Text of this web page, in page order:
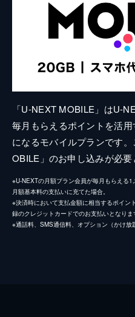
「U-NEXT MOBILE」はU-
毎月もらえるポイントを活
になるモバイルプランです
OBILE」のお申し込みが必要
※U-NEXTの月額プラン会員が毎月もらえる
月額基本料の支払いに充てた場合。
※決済時において支払金額に相当するポイン
録のクレジットカードでのお支払いとなりま
※通話料、SMS通信料、オプション（かけ放